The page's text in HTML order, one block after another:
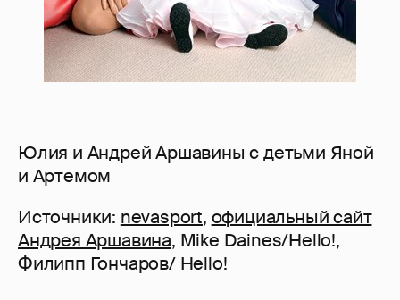
Юлия и Андрей Аршавины с детьми Яной
и Артемом
Источники: nevasport, официальный сайт
Андрея Аршавина, Mike Daines/Hello!,
Филипп Гончаров/ Hello!